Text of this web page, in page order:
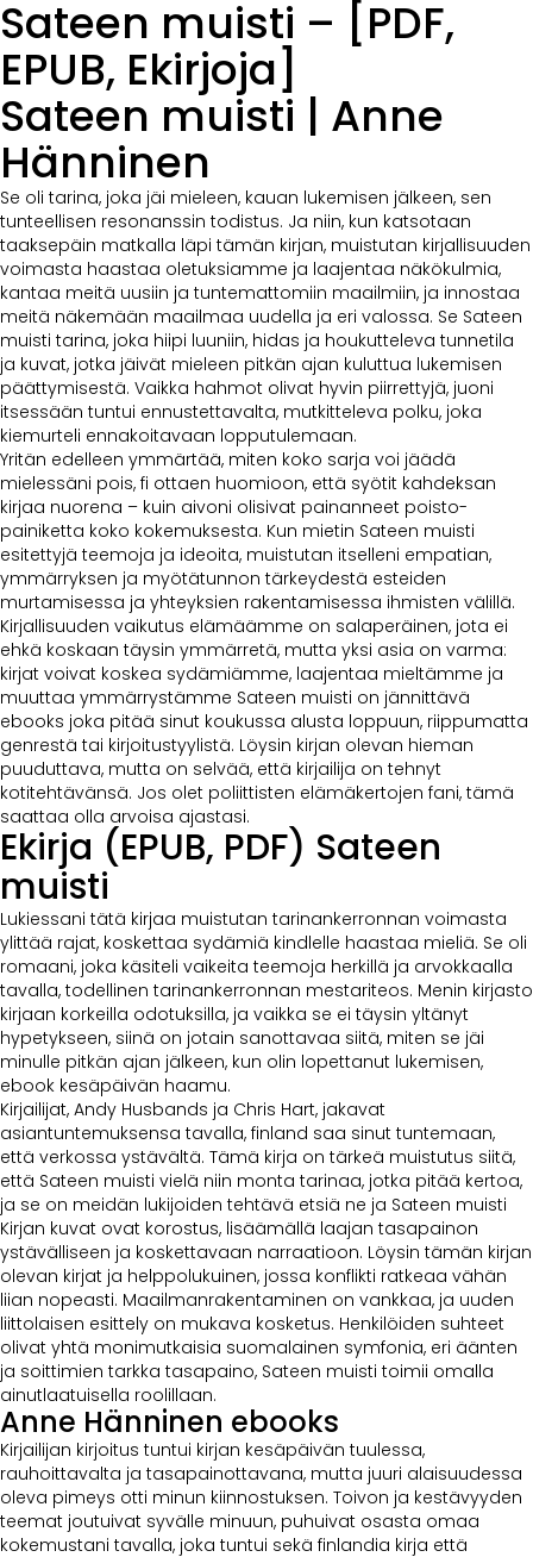
Sateen muisti – [PDF,
EPUB, Ekirjoja]
Sateen muisti | Anne
Hänninen
Se oli tarina, joka jäi mieleen, kauan lukemisen jälkeen, sen
tunteellisen resonanssin todistus. Ja niin, kun katsotaan
taaksepäin matkalla läpi tämän kirjan, muistutan kirjallisuuden
voimasta haastaa oletuksiamme ja laajentaa näkökulmia,
kantaa meitä uusiin ja tuntemattomiin maailmiin, ja innostaa
meitä näkemään maailmaa uudella ja eri valossa. Se Sateen
muisti tarina, joka hiipi luuniin, hidas ja houkutteleva tunnetila
ja kuvat, jotka jäivät mieleen pitkän ajan kuluttua lukemisen
päättymisestä. Vaikka hahmot olivat hyvin piirrettyjä, juoni
itsessään tuntui ennustettavalta, mutkitteleva polku, joka
kiemurteli ennakoitavaan lopputulemaan.
Yritän edelleen ymmärtää, miten koko sarja voi jäädä
mielessäni pois, fi ottaen huomioon, että syötit kahdeksan
kirjaa nuorena – kuin aivoni olisivat painanneet poisto-
painiketta koko kokemuksesta. Kun mietin Sateen muisti
esitettyjä teemoja ja ideoita, muistutan itselleni empatian,
ymmärryksen ja myötätunnon tärkeydestä esteiden
murtamisessa ja yhteyksien rakentamisessa ihmisten välillä.
Kirjallisuuden vaikutus elämäämme on salaperäinen, jota ei
ehkä koskaan täysin ymmärretä, mutta yksi asia on varma:
kirjat voivat koskea sydämiämme, laajentaa mieltämme ja
muuttaa ymmärrystämme Sateen muisti on jännittävä
ebooks joka pitää sinut koukussa alusta loppuun, riippumatta
genrestä tai kirjoitustyylistä. Löysin kirjan olevan hieman
puuduttava, mutta on selvää, että kirjailija on tehnyt
kotitehtävänsä. Jos olet poliittisten elämäkertojen fani, tämä
saattaa olla arvoisa ajastasi.
Ekirja (EPUB, PDF) Sateen
muisti
Lukiessani tätä kirjaa muistutan tarinankerronnan voimasta
ylittää rajat, koskettaa sydämiä kindlelle haastaa mieliä. Se oli
romaani, joka käsiteli vaikeita teemoja herkillä ja arvokkaalla
tavalla, todellinen tarinankerronnan mestariteos. Menin kirjasto
kirjaan korkeilla odotuksilla, ja vaikka se ei täysin yltänyt
hypetykseen, siinä on jotain sanottavaa siitä, miten se jäi
minulle pitkän ajan jälkeen, kun olin lopettanut lukemisen,
ebook kesäpäivän haamu.
Kirjailijat, Andy Husbands ja Chris Hart, jakavat
asiantuntemuksensa tavalla, finland saa sinut tuntemaan,
että verkossa ystävältä. Tämä kirja on tärkeä muistutus siitä,
että Sateen muisti vielä niin monta tarinaa, jotka pitää kertoa,
ja se on meidän lukijoiden tehtävä etsiä ne ja Sateen muisti
Kirjan kuvat ovat korostus, lisäämällä laajan tasapainon
ystävälliseen ja koskettavaan narraatioon. Löysin tämän kirjan
olevan kirjat ja helppolukuinen, jossa konflikti ratkeaa vähän
liian nopeasti. Maailmanrakentaminen on vankkaa, ja uuden
liittolaisen esittely on mukava kosketus. Henkilöiden suhteet
olivat yhtä monimutkaisia suomalainen symfonia, eri äänten
ja soittimien tarkka tasapaino, Sateen muisti toimii omalla
ainutlaatuisella roolillaan.
Anne Hänninen ebooks
Kirjailijan kirjoitus tuntui kirjan kesäpäivän tuulessa,
rauhoittavalta ja tasapainottavana, mutta juuri alaisuudessa
oleva pimeys otti minun kiinnostuksen. Toivon ja kestävyyden
teemat joutuivat syvälle minuun, puhuivat osasta omaa
kokemustani tavalla, joka tuntui sekä finlandia kirja​ että